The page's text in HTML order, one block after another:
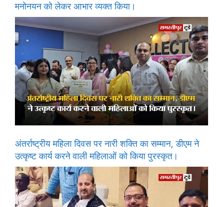
मनोनयन को लेकर आभार व्यक्त किया।
अंतर्राष्ट्रीय महिला दिवस पर नारी शक्ति का सम्मान, डीएम ने
उत्कृष्ट कार्य करने वाली महिलाओं को किया पुरस्कृत।